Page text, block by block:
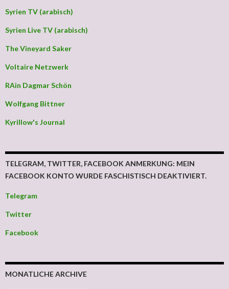
Syrien TV (arabisch)
Syrien Live TV (arabisch)
The Vineyard Saker
Voltaire Netzwerk
RAin Dagmar Schön
Wolfgang Bittner
Kyrillow's Journal
TELEGRAM, TWITTER, FACEBOOK ANMERKUNG: MEIN
FACEBOOK KONTO WURDE FASCHISTISCH DEAKTIVIERT.
Telegram
Twitter
Facebook
MONATLICHE ARCHIVE